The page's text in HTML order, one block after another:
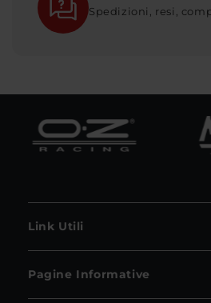
Spedizioni, resi,
Link Utili
Pagine Informative